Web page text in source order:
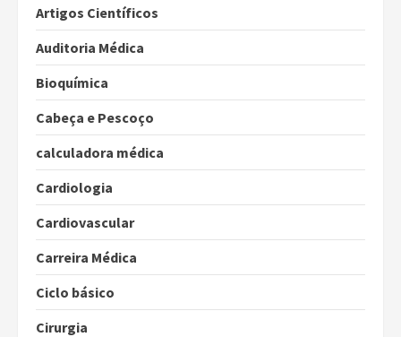
Artigos Científicos
Auditoria Médica
Bioquímica
Cabeça e Pescoço
calculadora médica
Cardiologia
Cardiovascular
Carreira Médica
Ciclo básico
Cirurgia